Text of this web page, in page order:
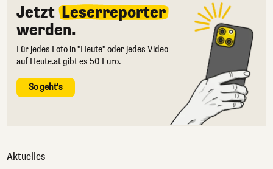
Jetzt Leserreporter
werden.
Für jedes Foto in "Heute" oder jedes Video
auf Heute.at gibt es 50 Euro.
So geht's
Aktuelles